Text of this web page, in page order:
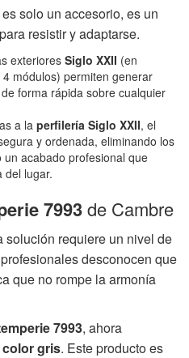
solo un accesorio, es un
resistir y adaptarse.
exteriores Siglo XXII (en
módulos) permiten generar
forma rápida sobre cualquier
a la perfilería Siglo XXII, el
y ordenada, eliminando los
acabado profesional que
del lugar.
7993de Cambre
solución requiere un nivel de
desconocen que
que no rompe la armonía
7993, ahora
color gris. Este producto es